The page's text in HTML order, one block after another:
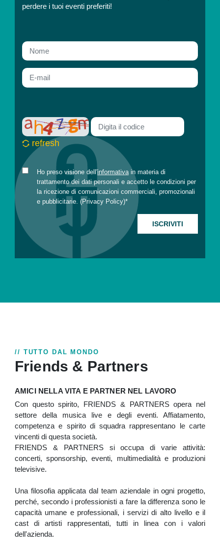
perdere i tuoi eventi preferiti!
refresh
Ho preso visione dell'informativain materia di
trattamento dei dati personali e accetto le condizioni per
la ricezione di comunicazioni commerciali, promozionali
e pubblicitarie. (Privacy Policy)*
ISCRIVITI
// TUTTO DAL MONDO
Friends & Partners
AMICI NELLA VITA E PARTNER NEL LAVORO
Con questo spirito, FRIENDS & PARTNERS opera nel
settore della musica live e degli eventi. Affiatamento,
competenza e spirito di squadra rappresentano le carte
vincenti di questa società.
FRIENDS & PARTNERS si occupa di varie attività:
concerti, sponsorship, eventi, multimedialità e produzioni
televisive.
Una filosofia applicata dal team aziendale in ogni progetto,
perché, secondo i professionisti a fare la differenza sono le
capacità umane e professionali, i servizi di alto livello e il
cast di artisti rappresentati, tutti in linea con i valori
dell'azienda.